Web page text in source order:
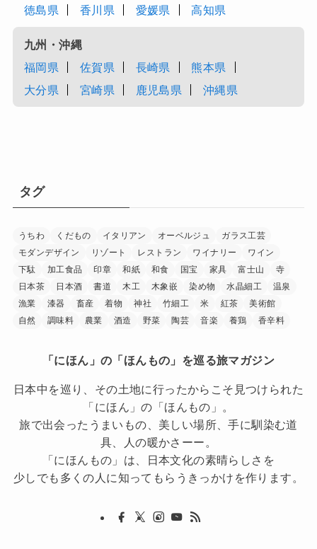
徳島県
香川県 愛媛県 高知県
九州・沖縄
福岡県
佐賀県 長崎県
熊本県
大分県
宮崎県 鹿児島県 沖縄県
タグ
うちわ くだもの イタリアン オーベルジュ
ガラス工芸
モダンデザイン
リゾート レストラン ワイナリー
ワイン
下駄
加工食品 印章 和紙 和食 国宝 家具 富士山
寺
日本茶
日本酒 書道 木工 木象嵌 染め物 水晶細工
温泉
漁業
漆器 畜産 着物 神社 竹細工 米 紅茶
美術館
自然
調味料 農業 酒造 野菜 陶芸 音楽 養鶏 香辛料
「にほん」の「ほんもの」を巡る旅マガジン
日本中を巡り、その土地に行ったからこそ見つけられた
「にほん」の「ほんもの」。
旅で出会ったうまいもの、美しい場所、手に馴染む道
具、人の暖かさーー。
「にほんもの」は、日本文化の素晴らしさを
少しでも多くの人に知ってもらうきっかけを作ります。